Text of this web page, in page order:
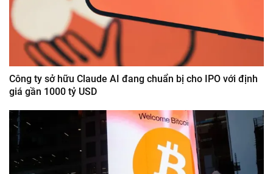
Công ty sở hữu Claude AI đang chuẩn bị cho IPO với định
giá gần 1000 tỷ USD